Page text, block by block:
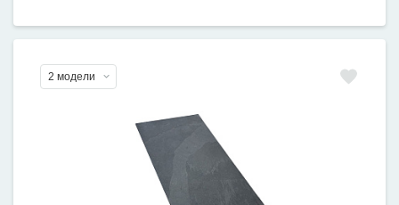
2 модели